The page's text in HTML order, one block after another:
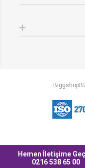
Hemen İletişime
0216 538 65 00